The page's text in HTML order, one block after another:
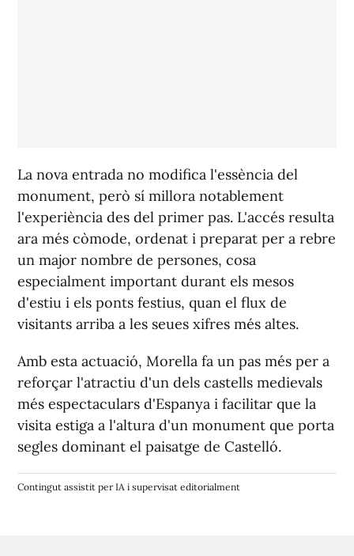
La nova entrada no modifica l'essència del
monument, però sí millora notablement
l'experiència des del primer pas. L'accés resulta
ara més còmode, ordenat i preparat per a rebre
un major nombre de persones, cosa
especialment important durant els mesos
d'estiu i els ponts festius, quan el flux de
visitants arriba a les seues xifres més altes.
Amb esta actuació, Morella fa un pas més per a
reforçar l'atractiu d'un dels castells medievals
més espectaculars d'Espanya i facilitar que la
visita estiga a l'altura d'un monument que porta
segles dominant el paisatge de Castelló.
Contingut assistit per IA i supervisat editorialment